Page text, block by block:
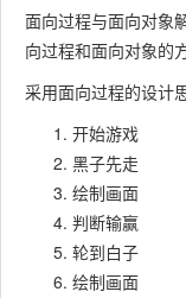
面向过程与面向对象
向过程和面向对象的
采用面向过程的设计
开始游戏
黑子先走
绘制画面
判断输赢
轮到白子
绘制画面